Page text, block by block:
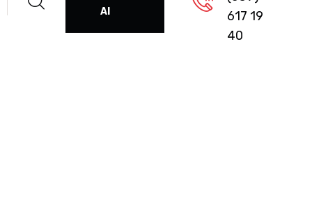
Al
617 19
40